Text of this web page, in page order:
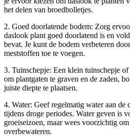
het delen van broedbolletjes.
2. Goed doorlatende bodem: Zorg
daslook plant goed doorlatend is en
bevat. Je kunt de bodem verbeteren
meststoffen toe te voegen.
3. Tuinschepje: Een klein tuinschepje
om plantgaten te graven en de zaden,
juiste diepte te plaatsen.
4. Water: Geef regelmatig water aan de
tijdens droge periodes. Water geven is
groeiseizoen, maar wees voorzichtig
overbewateren.